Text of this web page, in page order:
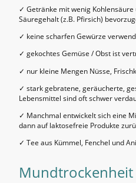
✓ Getränke mit wenig
Säuregehalt (z.B. Pfirsich)
✓ keine scharfen Gewürze
✓ gekochtes Gemüse / Obst ist
✓ nur kleine Mengen Nüsse,
✓ stark gebratene, geräucherte,
Lebensmittel sind oft schwer
✓ Manchmal entwickelt sich eine
dann auf laktosefreie Produkte
✓ Tee aus Kümmel, Fenchel und
Mundtrockenheit